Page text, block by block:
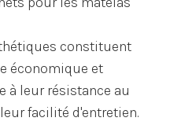
constituent
économique et
à leur résistance au
facilité d'entretien.